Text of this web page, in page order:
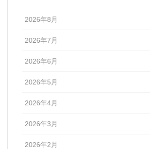
2026年8月
2026年7月
2026年6月
2026年5月
2026年4月
2026年3月
2026年2月